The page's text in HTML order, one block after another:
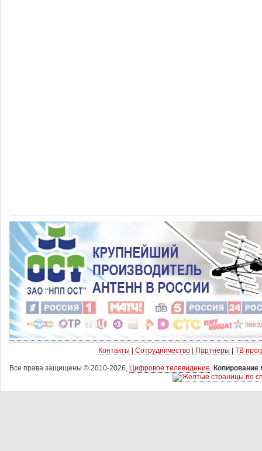
Контакты Сотрудничество| Партнеры ТВ
Все права защищены © 2010-2026, Цифровое телевидение. Копирование